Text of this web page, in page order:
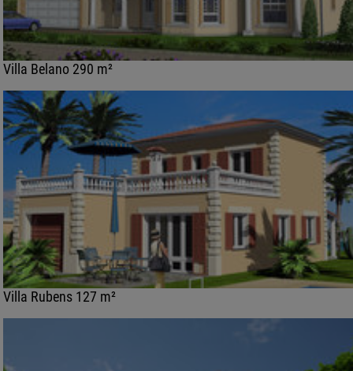
Villa Belano 290 m²
Villa Rubens 127 m²